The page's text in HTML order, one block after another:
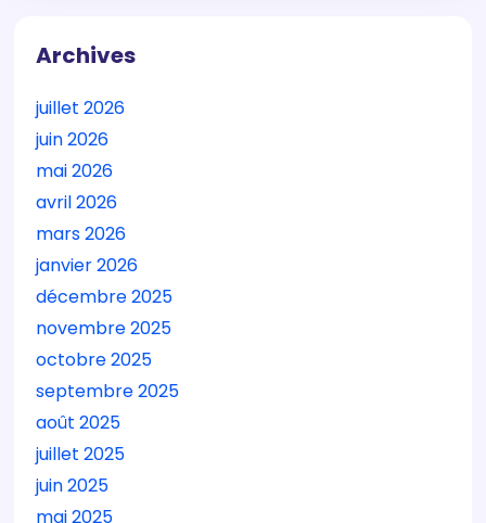
Archives
juillet 2026
juin 2026
mai 2026
avril 2026
mars 2026
janvier 2026
décembre 2025
novembre 2025
octobre 2025
septembre 2025
août 2025
juillet 2025
juin 2025
mai 2025